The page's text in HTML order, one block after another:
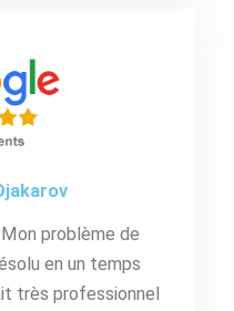
problème de
en un temps
très professionnel